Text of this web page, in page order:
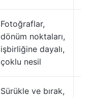
Fotoğraflar,
dönüm noktaları,
işbirliğine dayalı,
çoklu nesil
Sürükle ve bırak,